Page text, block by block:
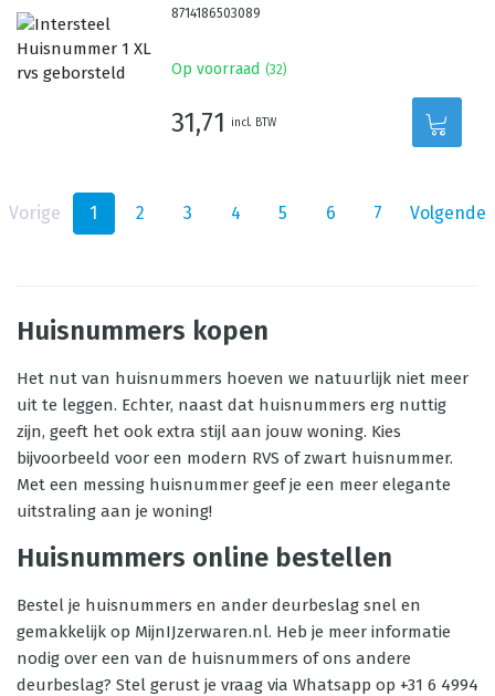
8714186503089
Op voorraad (32)
31,71 incl. BTW
Vorige 1 2 3 4 5 6 7 Volgende
Huisnummers kopen
Het nut van huisnummers hoeven we natuurlijk niet meer
uit te leggen. Echter, naast dat huisnummers erg nuttig
zijn, geeft het ook extra stijl aan jouw woning. Kies
bijvoorbeeld voor een modern RVS of zwart huisnummer.
Met een messing huisnummer geef je een meer elegante
uitstraling aan je woning!
Huisnummers online bestellen
Bestel je huisnummers en ander deurbeslag snel en
gemakkelijk op MijnIJzerwaren.nl. Heb je meer informatie
nodig over een van de huisnummers of ons andere
deurbeslag? Stel gerust je vraag via Whatsapp op +31 6 4994